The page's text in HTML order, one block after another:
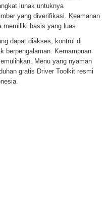
lunak untuknya
yang diverifikasi. Keamanan
memiliki basis yang luas.
dapat diakses, kontrol di
berpengalaman. Kemampuan
Menu yang nyaman
gratis Driver Toolkit resmi